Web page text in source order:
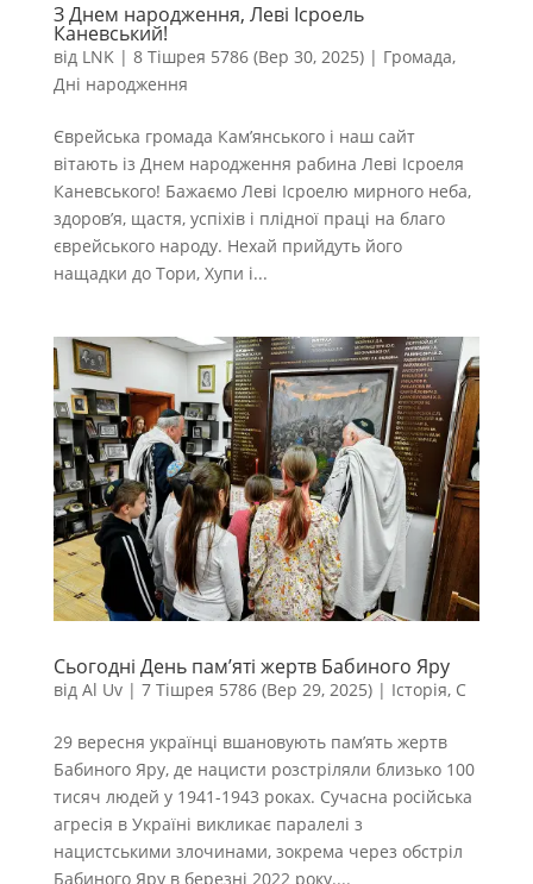
З Днем народження, Леві Ісроель
Каневський!
від LNK| 8 Тішрея 5786 (Вер 30, 2025)| Громада,
Дні народження
Єврейська громада Кам’янського і наш сайт
вітають із Днем народження рабина Леві Ісроеля
Каневського! Бажаємо Леві Ісроелю мирного неба,
здоров’я, щастя, успіхів і плідної праці на благо
єврейського народу. Нехай прийдуть його
нащадки до Тори, Хупи і...
Сьогодні День пам’яті жертв Бабиного Яру
від Al Uv| 7 Тішрея 5786 (Вер 29, 2025)| Історія, С
29 вересня українці вшановують пам’ять жертв
Бабиного Яру, де нацисти розстріляли близько 100
тисяч людей у 1941-1943 роках. Сучасна російська
агресія в Україні викликає паралелі з
нацистськими злочинами, зокрема через обстріл
Бабиного Яру в березні 2022 року....